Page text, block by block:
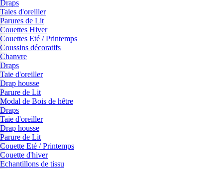
Draps
Taies d'oreiller
Parures de Lit
Couettes Hiver
Couettes Eté / Printemps
Coussins décoratifs
Chanvre
Draps
Taie d'oreiller
Drap housse
Parure de Lit
Modal de Bois de hêtre
Draps
Taie d'oreiller
Drap housse
Parure de Lit
Couette Eté / Printemps
Couette d'hiver
Echantillons de tissu